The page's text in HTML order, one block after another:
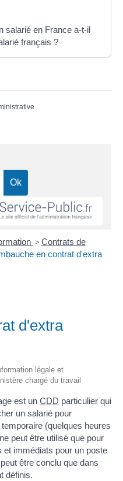
salarié en France a-t-il
français ?
> Contrats de
en contrat d'extra
d'extra
légale et
chargé du travail
est un CDD particulier qui
un salarié pour
(quelques heures
peut être utilisé que pour
et immédiats pour un poste
être conclu que dans
définis.